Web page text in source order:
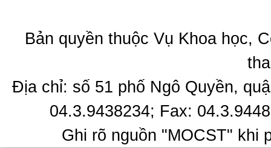
Bản quyền thuộc Vụ Khoa học,
Địa chỉ: số 51 phố Ngô Quyền,
04.3.9438234; Fax:
Ghi rõ nguồn "MOCST" khi